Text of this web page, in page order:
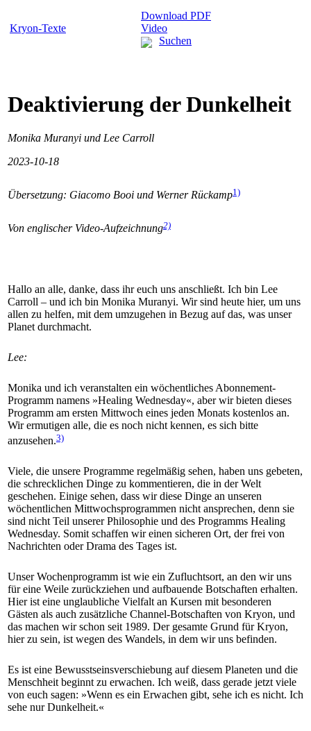
Kryon-Texte
Download PDF
Video
Suchen
Deaktivierung der Dunkelheit
Monika Muranyi und Lee Carroll
2023-10-18
Übersetzung: Giacomo Booi und Werner Rückamp1)
Von englischer Video-Aufzeichnung2)
Hallo an alle, danke, dass ihr euch uns anschließt. Ich bin Lee
Carroll – und ich bin Monika Muranyi. Wir sind heute hier, um uns
allen zu helfen, mit dem umzugehen in Bezug auf das, was unser
Planet durchmacht.
Lee:
Monika und ich veranstalten ein wöchentliches Abonnement-
Programm namens »Healing Wednesday«, aber wir bieten dieses
Programm am ersten Mittwoch eines jeden Monats kostenlos an.
Wir ermutigen alle, die es noch nicht kennen, es sich bitte
anzusehen.3)
Viele, die unsere Programme regelmäßig sehen, haben uns gebeten,
die schrecklichen Dinge zu kommentieren, die in der Welt
geschehen. Einige sehen, dass wir diese Dinge an unseren
wöchentlichen Mittwochsprogrammen nicht ansprechen, denn sie
sind nicht Teil unserer Philosophie und des Programms Healing
Wednesday. Somit schaffen wir einen sicheren Ort, der frei von
Nachrichten oder Drama des Tages ist.
Unser Wochenprogramm ist wie ein Zufluchtsort, an den wir uns
für eine Weile zurückziehen und aufbauende Botschaften erhalten.
Hier ist eine unglaubliche Vielfalt an Kursen mit besonderen
Gästen als auch zusätzliche Channel-Botschaften von Kryon, und
das machen wir schon seit 1989. Der gesamte Grund für Kryon,
hier zu sein, ist wegen des Wandels, in dem wir uns befinden.
Es ist eine Bewusstseinsverschiebung auf diesem Planeten und die
Menschheit beginnt zu erwachen. Ich weiß, dass gerade jetzt viele
von euch sagen: »Wenn es ein Erwachen gibt, sehe ich es nicht. Ich
sehe nur Dunkelheit.«